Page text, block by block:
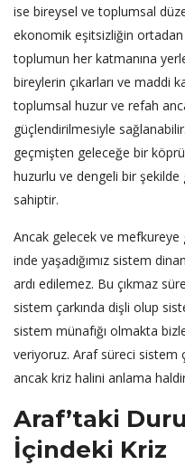
ise bireysel ve toplumsal
ekonomik eşitsizliğin ortadan
toplumun her katmanına
bireylerin çıkarları ve maddi
toplumsal huzur ve refah
güçlendirilmesiyle
geçmişten geleceğe bir
huzurlu ve dengeli bir
sahiptir.
Ancak gelecek ve
inde yaşadığımız sistem
ardı edilemez. Bu çıkmaz
sistem çarkında dişli olup
sistem münafığı olmakta
veriyoruz. Araf süreci sistem
ancak kriz halini anlama
Araf’taki
İçindeki Kriz